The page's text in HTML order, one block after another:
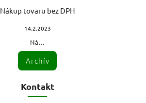
Nákup tovaru bez DPH
14.2.2023
Ná...
Archív
Kontakt